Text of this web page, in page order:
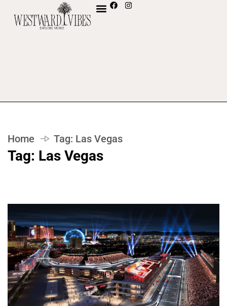
Home Tag: Las Vegas
Tag: Las Vegas